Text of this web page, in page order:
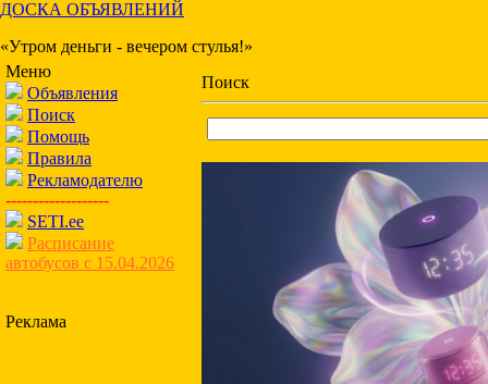
ДОСКА ОБЪЯВЛЕНИЙ
«Утром деньги - вечером стулья!»
Меню
Объявления
Поиск
Помощь
Правила
Рекламодателю
-------------------
SETI.ee
Расписание
автобусов с 15.04.2026
Реклама
Поиск